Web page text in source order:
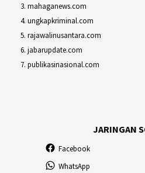
mahaganews.com
ungkapkriminal.com
rajawalinusantara.com
jabarupdate.com
publikasinasional.com
JARINGAN
Facebook
WhatsApp